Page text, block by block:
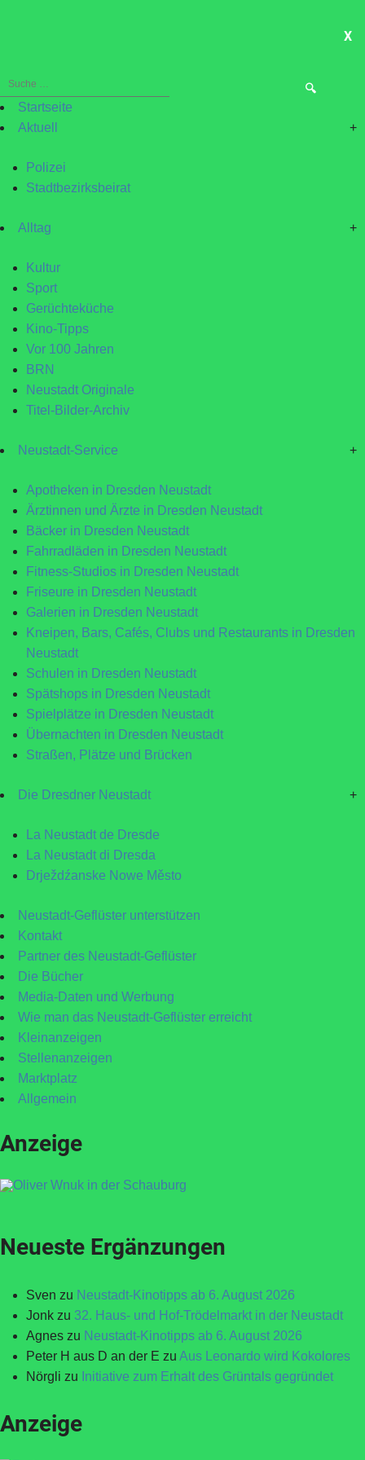
X
Suche
nach:Startseite
Aktuell
+
Polizei
Stadtbezirksbeirat
Alltag +
Kultur
Sport
Gerüchteküche
Kino-Tipps
Vor 100 Jahren
BRN
Neustadt Originale
Titel-Bilder-Archiv
Neustadt-Service +
Apotheken in Dresden Neustadt
Ärztinnen und Ärzte in Dresden Neustadt
Bäcker in Dresden Neustadt
Fahrradläden in Dresden Neustadt
Fitness-Studios in Dresden Neustadt
Friseure in Dresden Neustadt
Galerien in Dresden Neustadt
Kneipen, Bars, Cafés, Clubs und Restaurants in Dresden
Neustadt
Schulen in Dresden Neustadt
Spätshops in Dresden Neustadt
Spielplätze in Dresden Neustadt
Übernachten in Dresden Neustadt
Straßen, Plätze und Brücken
Die Dresdner Neustadt +
La Neustadt de Dresde
La Neustadt di Dresda
Drježdźanske Nowe Město
Neustadt-Geflüster unterstützen
Kontakt
Partner des Neustadt-Geflüster
Die Bücher
Media-Daten und Werbung
Wie man das Neustadt-Geflüster erreicht
Kleinanzeigen
Stellenanzeigen
Marktplatz
Allgemein
Anzeige
Neueste Ergänzungen
Sven zu Neustadt-Kinotipps ab 6. August 2026
Jonk zu 32. Haus- und Hof-Trödelmarkt in der Neustadt
Agnes zu Neustadt-Kinotipps ab 6. August 2026
Peter H aus D an der E zu Aus Leonardo wird Kokolores
Nörgli zu Initiative zum Erhalt des Grüntals gegründet
Anzeige